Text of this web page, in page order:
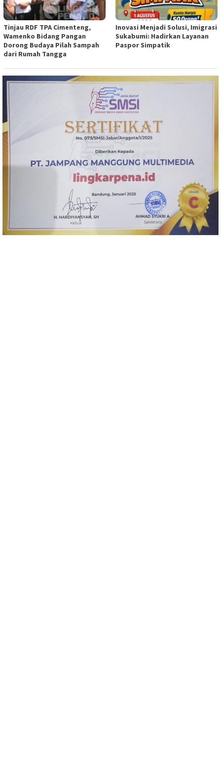
Tinjau RDF TPA Cimenteng,
Wamenko Bidang Pangan
Dorong Budaya Pilah Sampah
dari Rumah Tangga
Inovasi Menjadi Solusi, Imigrasi
Sukabumi: Hadirkan Layanan
Paspor Simpatik